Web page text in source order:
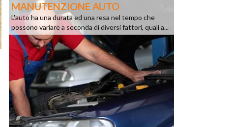
MANUTENZIONE AUTO
L'auto ha una durata ed una resa nel tempo che
possono variare a seconda di diversi fattori, quali a...